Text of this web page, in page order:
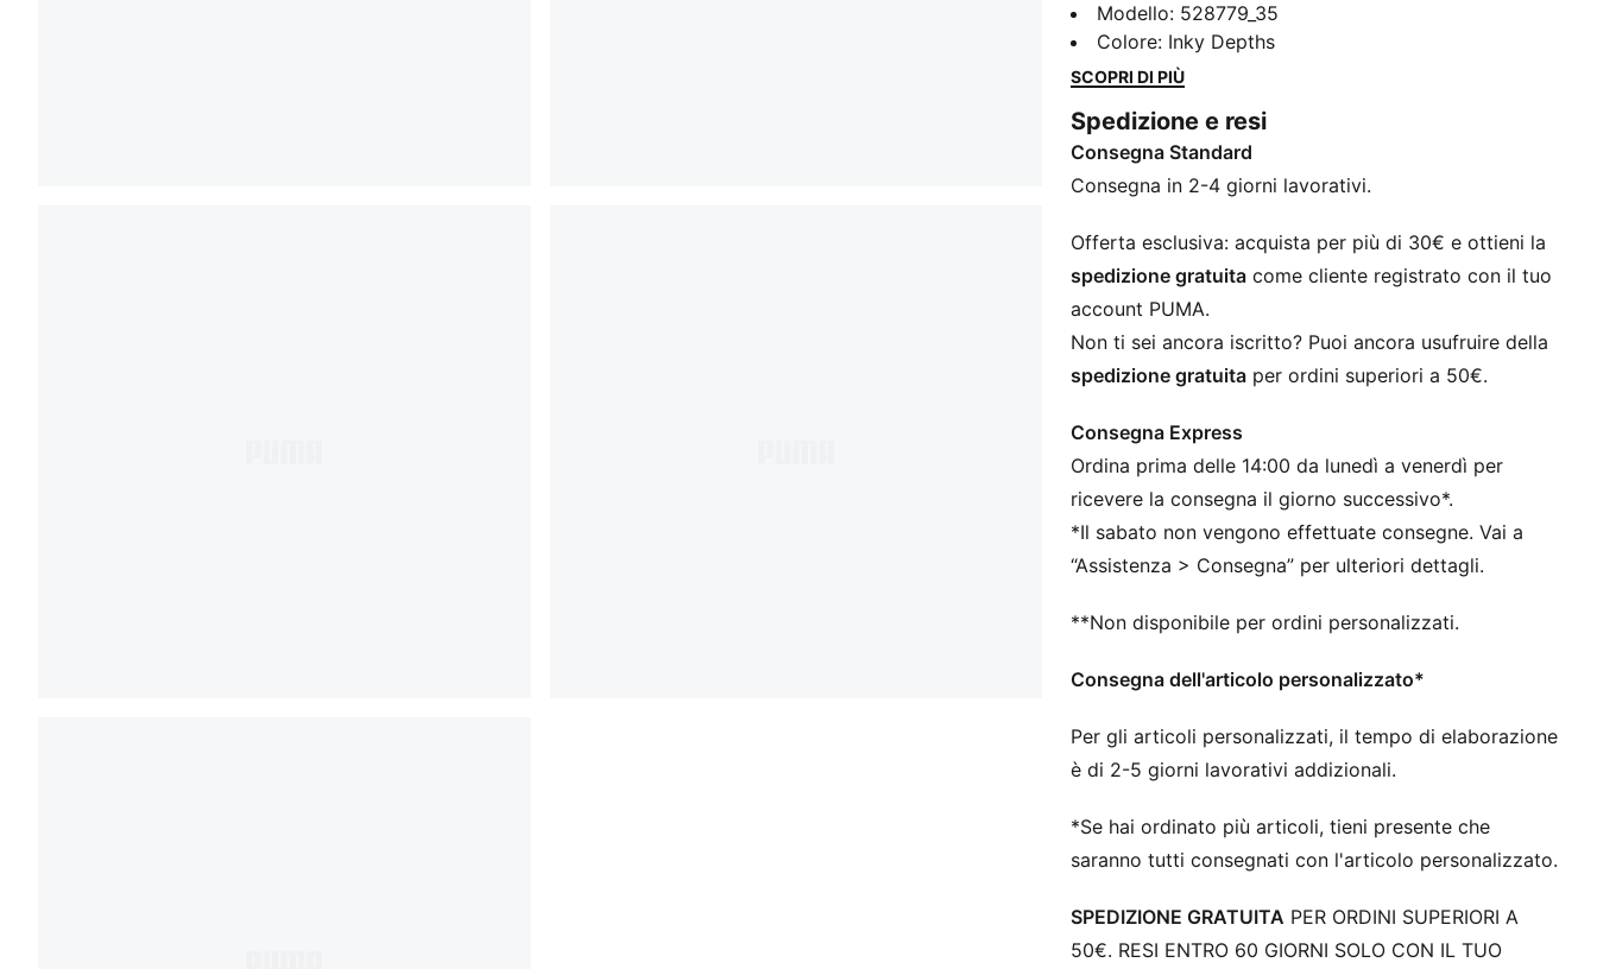
ultraleggera, aerodinamica e pensata per la massima
libertà. Il comfort senza distrazioni ti mantiene
concentrato, grazie alla tecnologia dryCELL che
oggetti essenziali. Solo tu e il traguardo.
CARATTERISTICHE + VANTAGGI
GESTIONE DELL’UMIDITÀ: la tecnologia dryCELL di
sempre asciutto e a tuo agio
Creato con almeno il 50% di materiale riciclato
DETTAGLI
Materiale principale: Dobby
Collo: Colletto
Fibbia: Zip integrale
Lunghezza: Giacca standard
Modello: 528779_35
Colore: Inky Depths
SCOPRI DI PIÙ
Spedizione e resi
Consegna Standard
Consegna in 2-4 giorni lavorativi.
Offerta esclusiva: acquista per più di 30€ e ottieni la
spedizione gratuita come cliente registrato con il tuo
account PUMA.
Non ti sei ancora iscritto? Puoi ancora usufruire della
spedizione gratuita per ordini superiori a 50€.
Consegna Express
Ordina prima delle 14:00 da lunedì a venerdì per
ricevere la consegna il giorno successivo*.
*Il sabato non vengono effettuate consegne. Vai a
“Assistenza > Consegna” per ulteriori dettagli.
**Non disponibile per ordini personalizzati.
Consegna dell'articolo personalizzato*
Per gli articoli personalizzati, il tempo di elaborazione
è di 2-5 giorni lavorativi addizionali.
*Se hai ordinato più articoli, tieni presente che
saranno tutti consegnati con l'articolo personalizzato.
SPEDIZIONE GRATUITA PER ORDINI SUPERIORI A
50€. RESI ENTRO 60 GIORNI SOLO CON IL TUO